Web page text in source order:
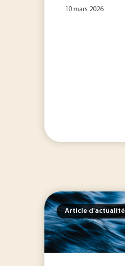
10 mars 2026
Article d'actualité